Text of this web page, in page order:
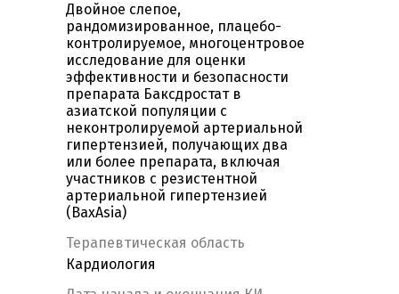
Двойное слепое,
рандомизированное, плацебо-
контролируемое, многоцентровое
исследование для оценки
эффективности и безопасности
препарата Баксдростат в
азиатской популяции с
неконтролируемой артериальной
гипертензией, получающих два
или более препарата, включая
участников с резистентной
артериальной гипертензией
(BaxAsia)
Терапевтическая область
Кардиология